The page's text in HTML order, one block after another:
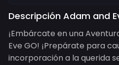
Descripción Adam and
¡Embárcate en una
Eve GO! ¡Prepárate para
incorporación a la querida